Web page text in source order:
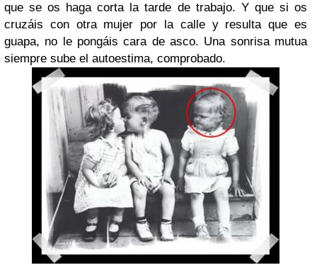
que se os haga corta la tarde de trabajo. Y que si os
cruzáis con otra mujer por la calle y resulta que es
guapa, no le pongáis cara de asco. Una sonrisa mutua
siempre sube el autoestima, comprobado.